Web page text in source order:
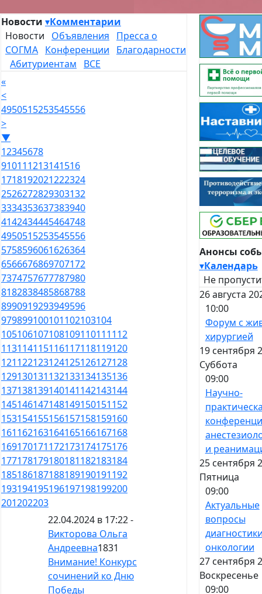
Новости ▾Комментарии
Новости Объявления
Пресса о
СОГМА Конференции
Благодарности
Абитуриентам
ВСЕ
«
<
4950515253545556
>
▼
12345678
910111213141516
1718192021222324
2526272829303132
3334353637383940
4142434445464748
4950515253545556
5758596061626364
6566676869707172
7374757677787980
8182838485868788
8990919293949596
979899100101102103104
105106107108109110111112
113114115116117118119120
121122123124125126127128
129130131132133134135136
137138139140141142143144
145146147148149150151152
153154155156157158159160
161162163164165166167168
169170171172173174175176
177178179180181182183184
185186187188189190191192
193194195196197198199200
201202203
22.04.2024 в 17:22 -
Викторова Ольга
Андреевна1831
Внимание! Конкурс
сочинений ко Дню
Победы
Анонсы
▾Календарь
Не
26 августа
10:00
Форум с
хирургией
19 сентября
Суббота
09:00
Научно-
и
25 сентября
Пятница
09:00
Актуальные
вопросы
онкологии
27 сентября
Воскресенье
09:00